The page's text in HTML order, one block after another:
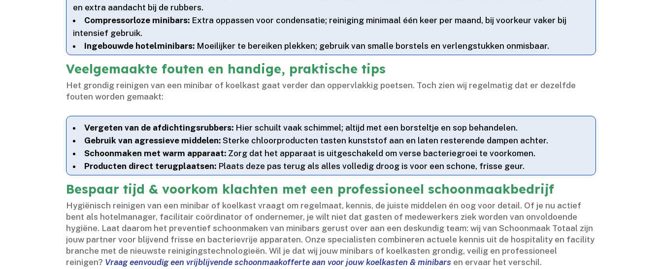
en extra aandacht bij de rubbers.​
Compressorloze minibars: Extra oppassen voor condensatie; reiniging minimaal één keer per maand, bij voorkeur vaker bij
intensief gebruik.​
Ingebouwde hotelminibars: Moeilijker te bereiken plekken; gebruik van smalle borstels en verlengstukken onmisbaar.​
Veelgemaakte fouten en handige, praktische tips
Het grondig reinigen van een minibar of koelkast gaat verder dan oppervlakkig poetsen.​ Toch zien wij regelmatig dat er dezelfde
fouten worden gemaakt:
Vergeten van de afdichtingsrubbers: Hier schuilt vaak schimmel; altijd met een borsteltje en sop behandelen.​
Gebruik van agressieve middelen: Sterke chloorproducten tasten kunststof aan en laten resterende dampen achter.​
Schoonmaken met warm apparaat: Zorg dat het apparaat is uitgeschakeld om verse bacteriegroei te voorkomen.​
Producten direct terugplaatsen: Plaats deze pas terug als alles volledig droog is voor een schone, frisse geur.​
Bespaar tijd & voorkom klachten met een professioneel schoonmaakbedrijf
Hygiënisch reinigen van een minibar of koelkast vraagt om regelmaat, kennis, de juiste middelen én oog voor detail.​ Of je nu actief
bent als hotelmanager, facilitair coördinator of ondernemer, je wilt niet dat gasten of medewerkers ziek worden van onvoldoende
hygiëne.​ Laat daarom het preventief schoonmaken van minibars gerust over aan een deskundig team: wij van Schoonmaak Totaal zijn
jouw partner voor blijvend frisse en bacterievrije apparaten.​ Onze specialisten combineren actuele kennis uit de hospitality en facility
branche met de nieuwste reinigingstechnologieën.​ Wil je dat wij jouw minibars of koelkasten grondig, veilig en professioneel
reinigen? Vraag eenvoudig een vrijblijvende schoonmaakofferte aan voor jouw koelkasten & minibars en ervaar het verschil.​